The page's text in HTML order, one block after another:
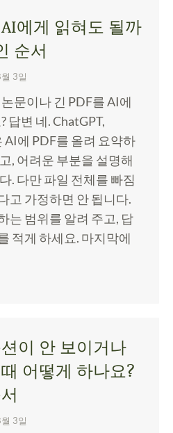
AI에게 읽혀도 될까
순서
3일
문이나 긴 PDF를 AI에
답변 네. ChatGPT,
AI에 PDF를 올려 요약하
, 어려운 부분을 설명해
. 다만 파일 전체를 빠짐
고 가정하면 안 됩니다.
는 범위를 알려 주고, 답
적게 하세요. 마지막에
이 안 보이거나
어떻게 하나요?
3일